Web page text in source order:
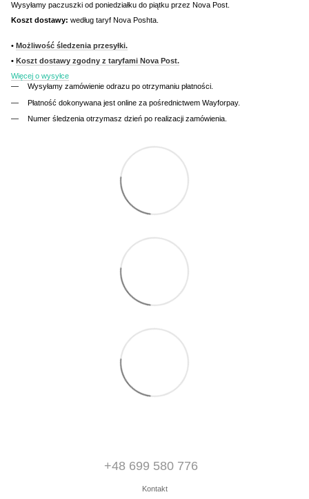
Wysyłamy paczuszki od poniedziałku do piątku przez Nova Post.
Koszt dostawy: według taryf Nova Poshta.
• Możliwość śledzenia przesyłki.
• Koszt dostawy zgodny z taryfami Nova Post.
Więcej o wysyłce
Wysyłamy zamówienie odrazu po otrzymaniu płatności.
Płatność dokonywana jest online za pośrednictwem Wayforpay.
Numer śledzenia otrzymasz dzień po realizacji zamówienia.
+48 699 580 776
Kontakt